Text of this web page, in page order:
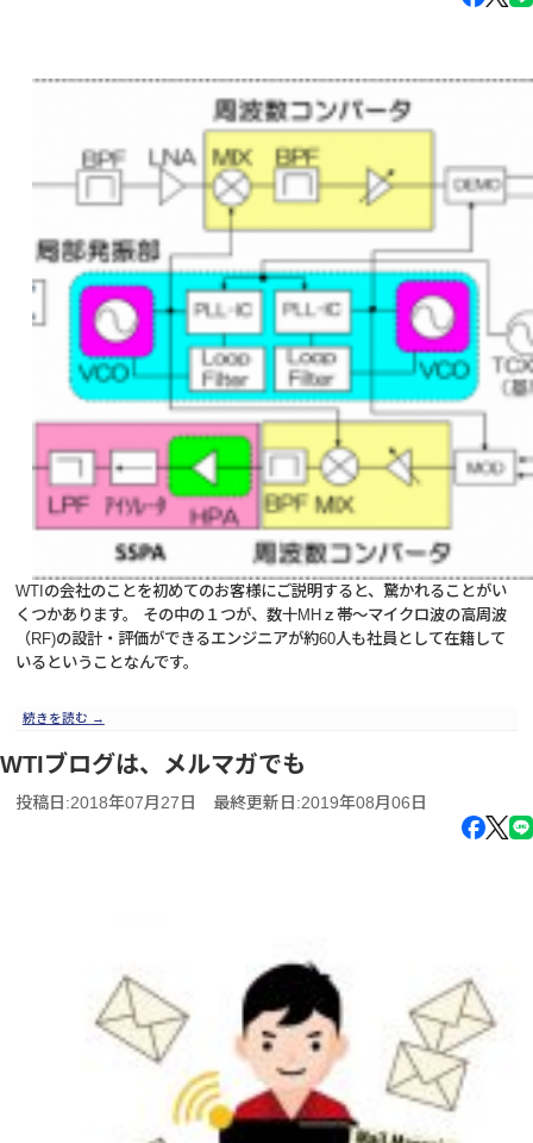
WTIの会社のことを初めてのお客様にご説明すると、驚かれることがい
くつかあります。 その中の１つが、数十MHｚ帯～マイクロ波の高周波
（RF)の設計・評価ができるエンジニアが約60人も社員として在籍して
いるということなんです。
続きを読む →
WTIブログは、メルマガでも
投稿日:2018年07月27日 最終更新日:2019年08月06日